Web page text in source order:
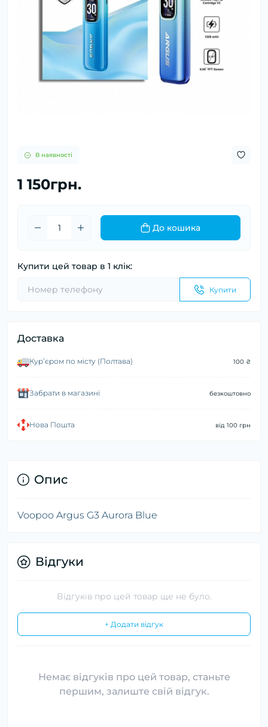
В наявності
1 150грн.
До кошика
Купити цей товар в 1 клік:
Купити
Доставка
Курʼєром по місту (Полтава) 100 ₴
Забрати в магазині безкоштовно
Нова Пошта від 100 грн
Опис
Voopoo Argus G3 Aurora Blue
Відгуки
Відгуків про цей товар ще не було.
+ Додати відгук
Немає відгуків про цей товар, станьте
першим, залиште свій відгук.